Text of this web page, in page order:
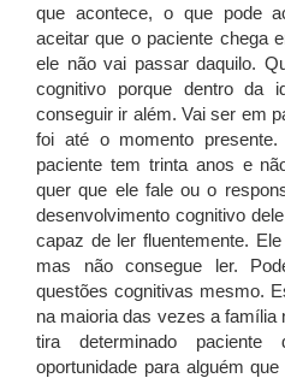
que acontece, o que pode
aceitar que o paciente chega
ele não vai passar daquilo.
cognitivo porque dentro da
conseguir ir além. Vai ser em
foi até o momento
paciente tem trinta anos e
quer que ele fale ou o
desenvolvimento cognitivo
capaz de ler fluentemente.
mas não consegue ler.
questões cognitivas mesmo.
na maioria das vezes a família
tira determinado
oportunidade para alguém